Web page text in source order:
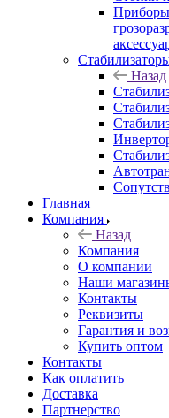
Приборы
Назад
Главная
Компания
Назад
Компания
О компании
Наши
Контакты
Реквизиты
Гарантия и
Купить оптом
Контакты
Как оплатить
Доставка
Партнерство